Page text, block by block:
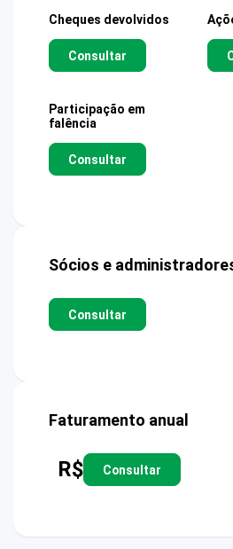
Cheques devolvidos
Consultar
Participação em
falência
Consultar
Sócios e
Consultar
Faturamento anual
R$ Consultar